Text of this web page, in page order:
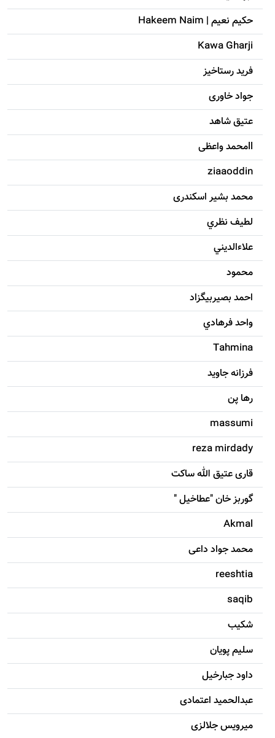
حکيم نعيم | Hakeem Naim
Kawa Gharji
فرید رستاخیز
جواد خاوری
عتیق شاهد
llمحمد واعظی
ziaaoddin
محمد بشیر اسکندری
لطيف نظري
علاءالديني
محمود
احمد بصيربيگزاد
واحد فرهادي
Tahmina
فرزانه جاويد
رها پن
massumi
reza mirdady
قاری عتیق الله ساکت
گوربز خان "عطاخیل "
Akmal
محمد جواد داعی
reeshtia
saqib
شکيب
سليم پویان
داود جبارخیل
عبدالحمید اعتمادی
میرویس جلالزی